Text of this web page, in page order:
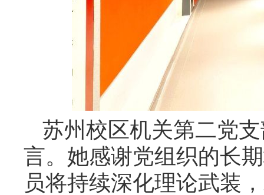
苏州校区机关第二党
言。她感谢党组织的长
员将持续深化理论武装